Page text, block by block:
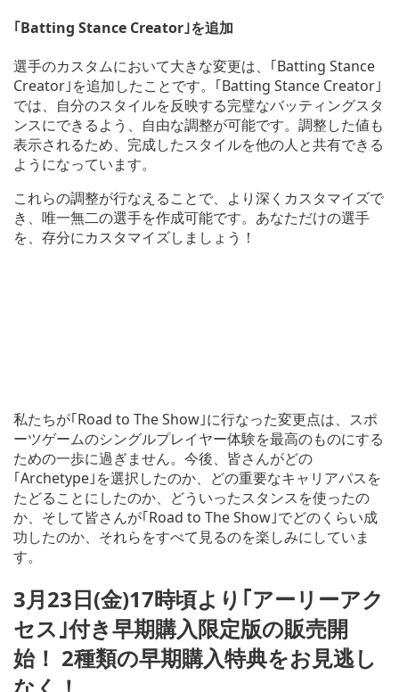
｢Batting Stance Creator｣を追加
選手のカスタムにおいて大きな変更は、｢Batting Stance
Creator｣を追加したことです。｢Batting Stance Creator｣
では、自分のスタイルを反映する完璧なバッティングスタ
ンスにできるよう、自由な調整が可能です。調整した値も
表示されるため、完成したスタイルを他の人と共有できる
ようになっています。
これらの調整が行なえることで、より深くカスタマイズで
き、唯一無二の選手を作成可能です。あなただけの選手
を、存分にカスタマイズしましょう！
私たちが｢Road to The Show｣に行なった変更点は、スポ
ーツゲームのシングルプレイヤー体験を最高のものにする
ための一歩に過ぎません。今後、皆さんがどの
｢Archetype｣を選択したのか、どの重要なキャリアパスを
たどることにしたのか、どういったスタンスを使ったの
か、そして皆さんが｢Road to The Show｣でどのくらい成
功したのか、それらをすべて見るのを楽しみにしていま
す。
3月23日(金)17時頃より｢アーリーアク
セス｣付き早期購入限定版の販売開
始！ 2種類の早期購入特典をお見逃し